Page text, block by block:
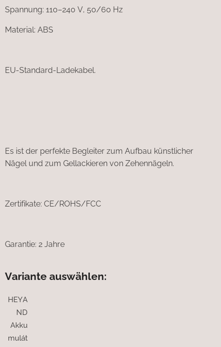
Spannung: 110–240 V, 50/60 Hz
Material: ABS
EU-Standard-Ladekabel.
Es ist der perfekte Begleiter zum Aufbau künstlicher
Nägel und zum Gellackieren von Zehennägeln.
Zertifikate: CE/ROHS/FCC
Garantie: 2 Jahre
Variante auswählen:
HEYA
ND
Akku
mulát